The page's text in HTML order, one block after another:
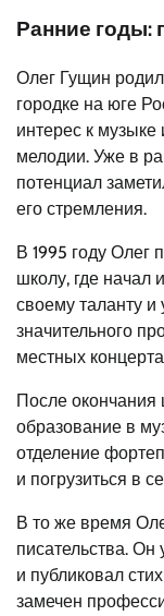
Ранние годы:
Олег Гущин
городке на юге
интерес к музыке
мелодии. Уже в
потенциал
его стремления.
В 1995 году Олег
школу, где начал
своему таланту и
значительного
местных
После
образование в
отделение
и погрузиться в
В то же время
писательства. Он
и публиковал
замечен